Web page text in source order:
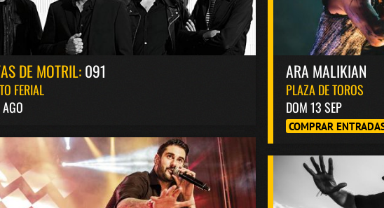
DE MOTRIL:091
FERIAL
ARA MALIKIAN
PLAZA DE TOROS
DOM 13 SEP
COMPRAR